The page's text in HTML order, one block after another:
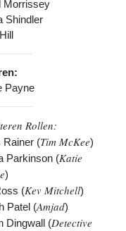
Morrissey
Shindler
Payne
Rollen:
Rainer (Tim McKee)
Parkinson (Katie
)
(Kev Mitchell)
Patel (Amjad)
Dingwall (Detective